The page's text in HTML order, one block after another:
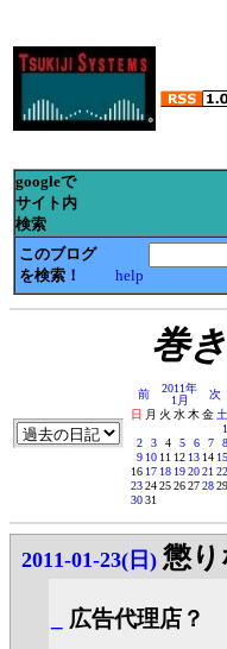
googleで
サイト内
検索
このブログ
を検索！
help
巻
前
2011年
1月
次
日 月 火 水木金土
1
2
3 4 5 6 7
8
9 10 11 12 13 14 15
16 17 18 19202122
23242526272829
3031
2011-01-23(日) 懲
広告代理店？